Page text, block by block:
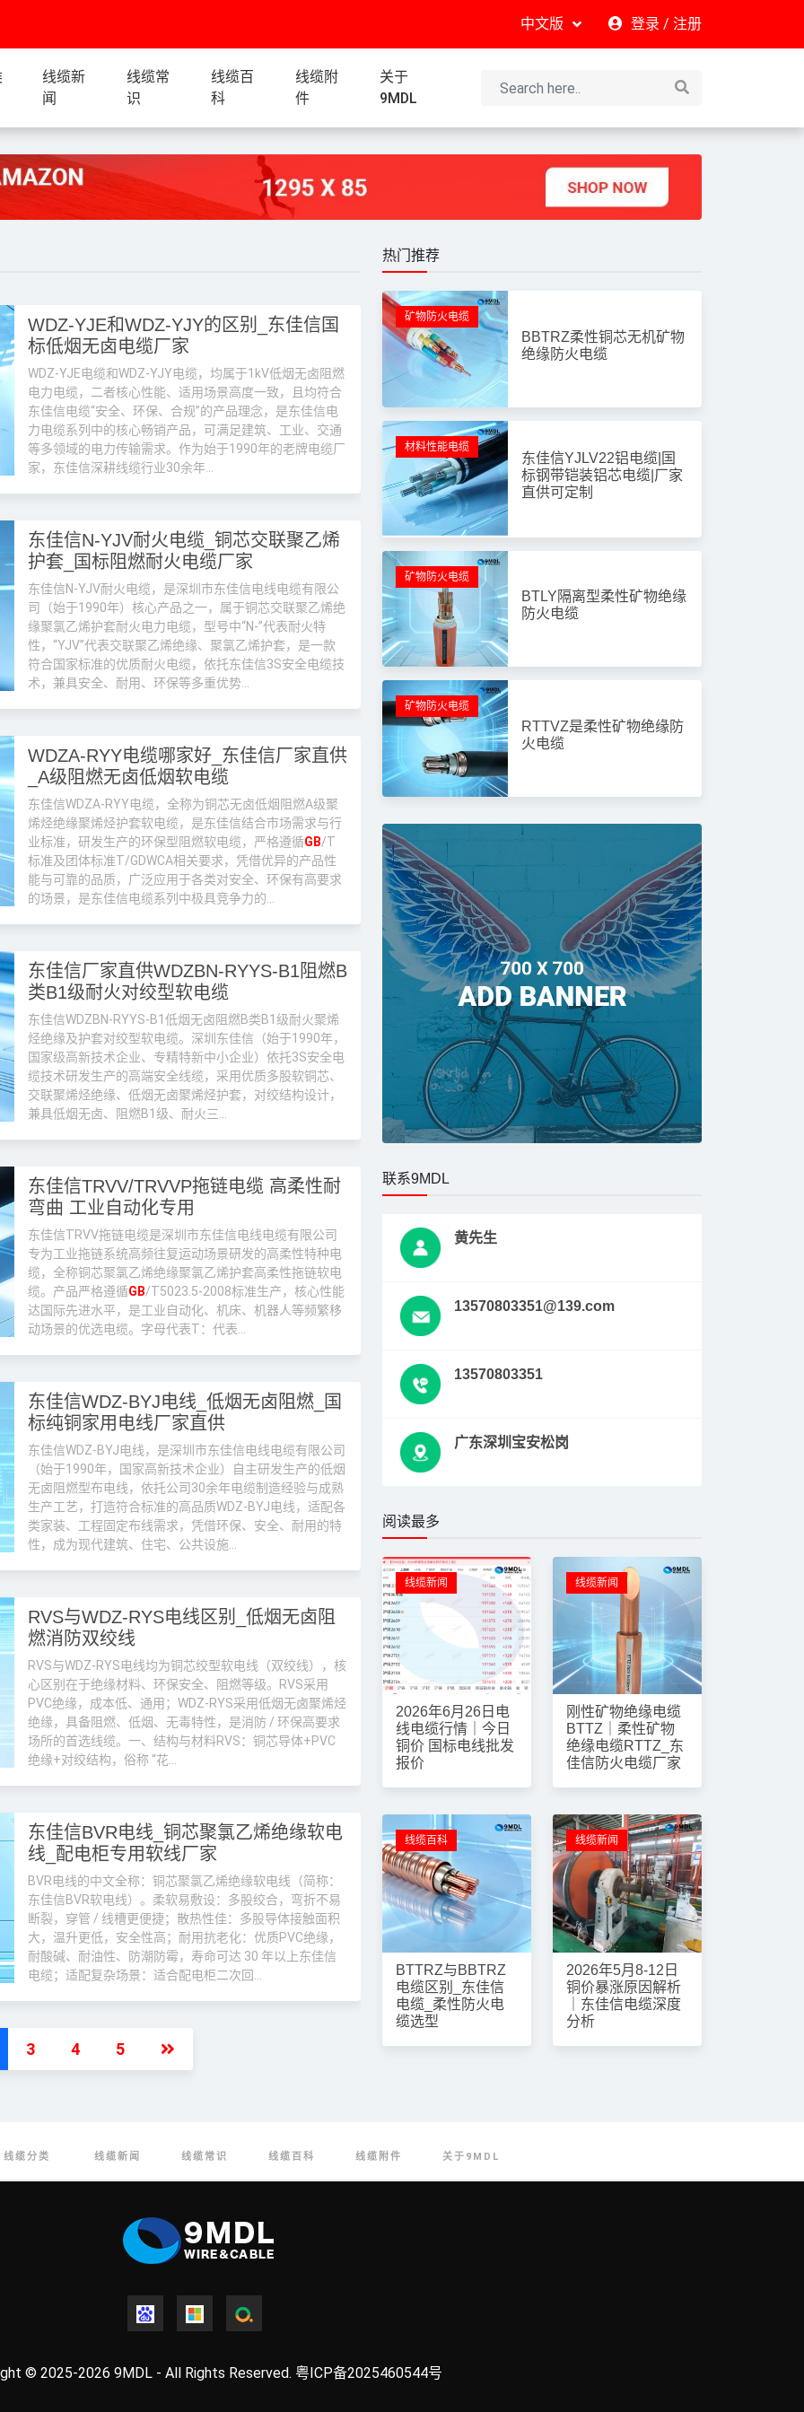
中文版 登录 / 注册
线缆新
闻
线缆常
识
线缆百
科
线缆附
件
关于
9MDL
WDZ-YJE和WDZ-YJY的区别_东佳信国
标低烟无卤电缆厂家
WDZ-YJE电缆和WDZ-YJY电缆，均属于1kV低烟无卤阻燃
电力电缆，二者核心性能、适用场景高度一致，且均符合
东佳信电缆“安全、环保、合规”的产品理念，是东佳信电
力电缆系列中的核心畅销产品，可满足建筑、工业、交通
等多领域的电力传输需求。作为始于1990年的老牌电缆厂
家，东佳信深耕线缆行业30余年...
东佳信N-YJV耐火电缆_铜芯交联聚乙烯
护套_国标阻燃耐火电缆厂家
东佳信N-YJV耐火电缆，是深圳市东佳信电线电缆有限公
司（始于1990年）核心产品之一，属于铜芯交联聚乙烯绝
缘聚氯乙烯护套耐火电力电缆，型号中“N-”代表耐火特
性，“YJV”代表交联聚乙烯绝缘、聚氯乙烯护套，是一款
符合国家标准的优质耐火电缆，依托东佳信3S安全电缆技
术，兼具安全、耐用、环保等多重优势...
WDZA-RYY电缆哪家好_东佳信厂家直供
_A级阻燃无卤低烟软电缆
东佳信WDZA-RYY电缆，全称为铜芯无卤低烟阻燃A级聚
烯烃绝缘聚烯烃护套软电缆，是东佳信结合市场需求与行
业标准，研发生产的环保型阻燃软电缆，严格遵循GB/T
标准及团体标准T/GDWCA相关要求，凭借优异的产品性
能与可靠的品质，广泛应用于各类对安全、环保有高要求
的场景，是东佳信电缆系列中极具竞争力的...
东佳信厂家直供WDZBN-RYYS-B1阻燃B
类B1级耐火对绞型软电缆
东佳信WDZBN-RYYS-B1低烟无卤阻燃B类B1级耐火聚烯
烃绝缘及护套对绞型软电缆。深圳东佳信（始于1990年，
国家级高新技术企业、专精特新中小企业）依托3S安全电
缆技术研发生产的高端安全线缆，采用优质多股软铜芯、
交联聚烯烃绝缘、低烟无卤聚烯烃护套，对绞结构设计，
兼具低烟无卤、阻燃B1级、耐火三...
东佳信TRVV/TRVVP拖链电缆 高柔性耐
弯曲 工业自动化专用
东佳信TRVV拖链电缆是深圳市东佳信电线电缆有限公司
专为工业拖链系统高频往复运动场景研发的高柔性特种电
缆，全称铜芯聚氯乙烯绝缘聚氯乙烯护套高柔性拖链软电
缆。产品严格遵循GB/T5023.5-2008标准生产，核心性能
达国际先进水平，是工业自动化、机床、机器人等频繁移
动场景的优选电缆。字母代表T：代表...
东佳信WDZ-BYJ电线_低烟无卤阻燃_国
标纯铜家用电线厂家直供
东佳信WDZ-BYJ电线，是深圳市东佳信电线电缆有限公司
（始于1990年，国家高新技术企业）自主研发生产的低烟
无卤阻燃型布电线，依托公司30余年电缆制造经验与成熟
生产工艺，打造符合标准的高品质WDZ-BYJ电线，适配各
类家装、工程固定布线需求，凭借环保、安全、耐用的特
性，成为现代建筑、住宅、公共设施...
RVS与WDZ-RYS电线区别_低烟无卤阻
燃消防双绞线
RVS与WDZ-RYS电线均为铜芯绞型软电线（双绞线），核
心区别在于绝缘材料、环保安全、阻燃等级。RVS采用
PVC绝缘，成本低、通用；WDZ-RYS采用低烟无卤聚烯烃
绝缘，具备阻燃、低烟、无毒特性，是消防 / 环保高要求
场所的首选线缆。一、结构与材料RVS：铜芯导体+PVC
绝缘+对绞结构，俗称 “花...
东佳信BVR电线_铜芯聚氯乙烯绝缘软电
线_配电柜专用软线厂家
BVR电线的中文全称：铜芯聚氯乙烯绝缘软电线（简称：
东佳信BVR软电线）。柔软易敷设：多股绞合，弯折不易
断裂，穿管 / 线槽更便捷；散热性佳：多股导体接触面积
大，温升更低，安全性高；耐用抗老化：优质PVC绝缘，
耐酸碱、耐油性、防潮防霉，寿命可达 30 年以上东佳信
电缆；适配复杂场景：适合配电柜二次回...
3 4 5
热门推荐
矿物防火电缆
BBTRZ柔性铜芯无机矿物
绝缘防火电缆
材料性能电缆
东佳信YJLV22铝电缆|国
标钢带铠装铝芯电缆|厂家
直供可定制
矿物防火电缆
BTLY隔离型柔性矿物绝缘
防火电缆
矿物防火电缆
RTTVZ是柔性矿物绝缘防
火电缆
联系9MDL
黄先生
13570803351@139.com
13570803351
广东深圳宝安松岗
阅读最多
线缆新闻
2026年6月26日电
线电缆行情｜今日
铜价 国标电线批发
报价
线缆新闻
刚性矿物绝缘电缆
BTTZ｜柔性矿物
绝缘电缆RTTZ_东
佳信防火电缆厂家
线缆百科
BTTRZ与BBTRZ
电缆区别_东佳信
电缆_柔性防火电
缆选型
线缆新闻
2026年5月8-12日
铜价暴涨原因解析
｜东佳信电缆深度
分析
线缆分类 线缆新闻 线缆常识 线缆百科 线缆附件 关于9MDL
© 2025-2026 9MDL - All Rights Reserved. 粤ICP备2025460544号